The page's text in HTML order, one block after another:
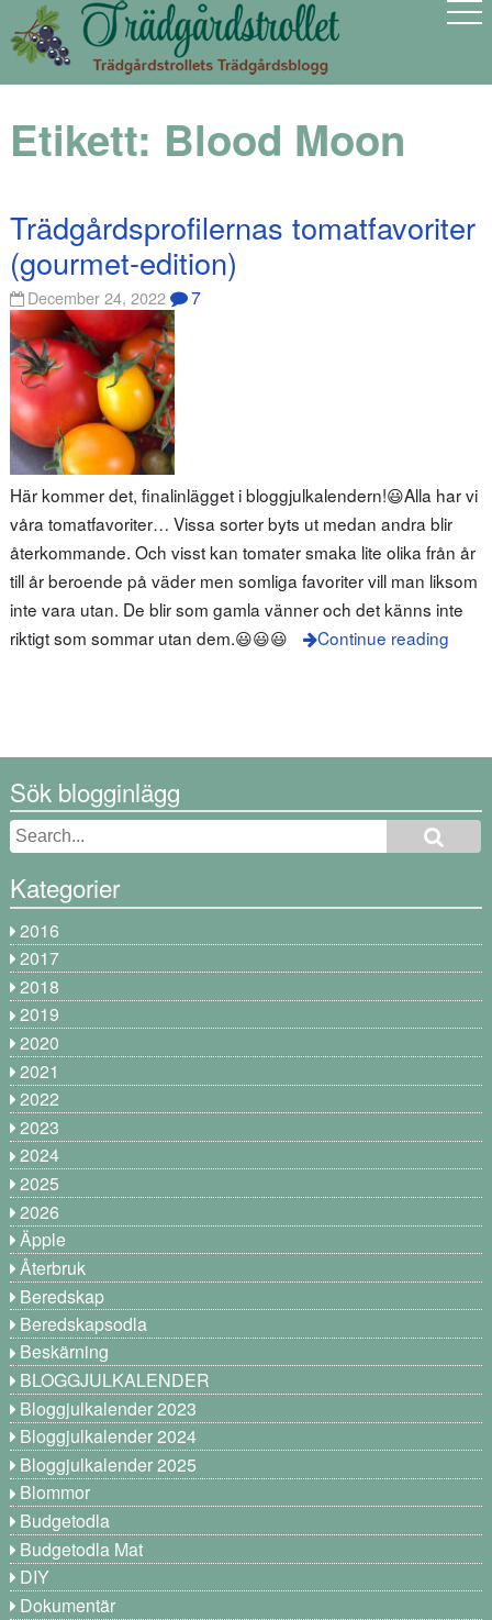
Etikett: Blood Moon
Trädgårdsprofilernas tomatfavoriter
(gourmet-edition)
December 24, 2022 7
Här kommer det, finalinlägget i bloggjulkalendern!😃Alla har vi
våra tomatfavoriter… Vissa sorter byts ut medan andra blir
återkommande. Och visst kan tomater smaka lite olika från år
till år beroende på väder men somliga favoriter vill man liksom
inte vara utan. De blir som gamla vänner och det känns inte
riktigt som sommar utan dem.😃😃😃
Continue reading
Sök blogginlägg
Kategorier
2016
2017
2018
2019
2020
2021
2022
2023
2024
2025
2026
Äpple
Återbruk
Beredskap
Beredskapsodla
Beskärning
BLOGGJULKALENDER
Bloggjulkalender 2023
Bloggjulkalender 2024
Bloggjulkalender 2025
Blommor
Budgetodla
Budgetodla Mat
DIY
Dokumentär